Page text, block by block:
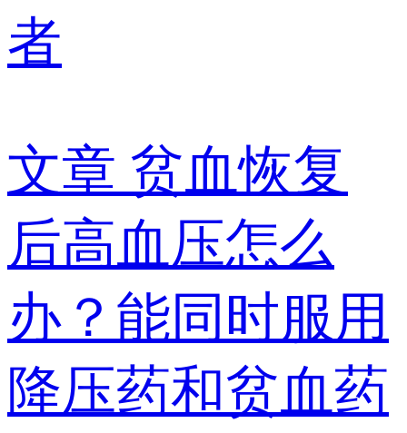
者
文章 贫血恢复
后高血压怎么
办？能同时服用
降压药和贫血药